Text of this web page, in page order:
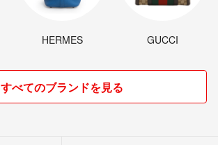
HERMES GUCCI
すべてのブランドを見る